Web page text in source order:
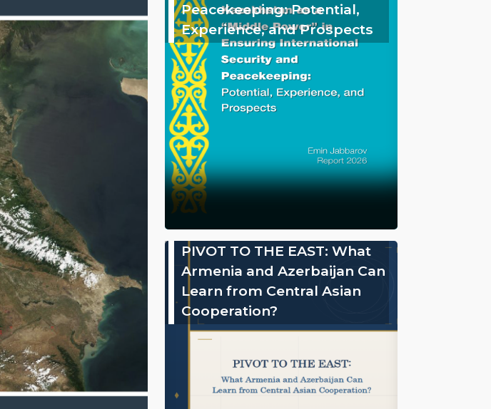
Peacekeeping: Potential,
Experience, and Prospects
PIVOT TO THE EAST: What
Armenia and Azerbaijan Can
Learn from Central Asian
Cooperation?